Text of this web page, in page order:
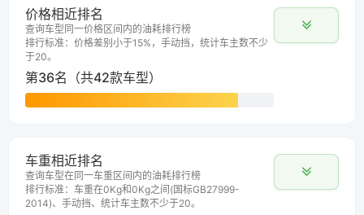
价格相近排名
查询车型同一价格区间内的油耗排行榜
排行标准：价格差别小于15%，手动挡，统计车主数不少
于20。
第36名（共42款车型）
车重相近排名
查询车型在同一车重区间内的油耗排行榜
排行标准：车重在0Kg和0Kg之间(国标GB27999-
2014)、手动挡、统计车主数不少于20。